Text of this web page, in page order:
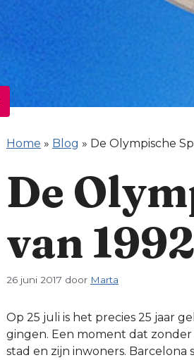
Home » Blog » De Olympische
De
van
26 juni 2017 door Marta
Op 25 juli is het precies 25 jaar
gingen. Een moment dat
stad en zijn inwoners.